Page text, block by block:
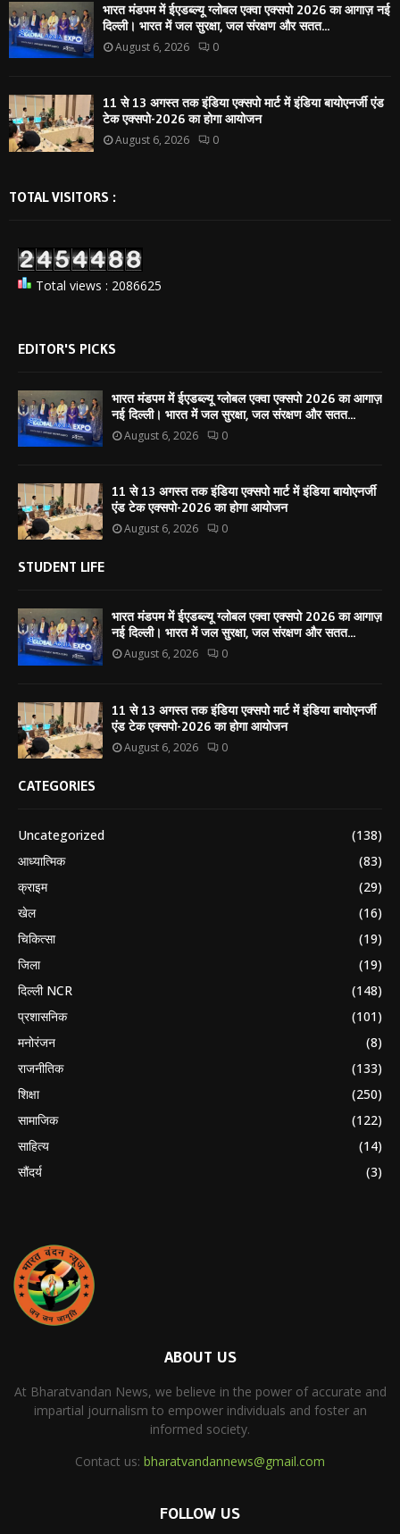
भारत मंडपम में ईएडब्ल्यू ग्लोबल एक्वा एक्सपो 2026 का आगाज़ नई
दिल्ली। भारत में जल सुरक्षा, जल संरक्षण और सतत...
August 6, 2026 0
11 से 13 अगस्त तक इंडिया एक्सपो मार्ट में इंडिया बायोएनर्जी एंड
टेक एक्सपो-2026 का होगा आयोजन
August 6, 2026 0
TOTAL VISITORS :
Total views : 2086625
EDITOR'S PICKS
भारत मंडपम में ईएडब्ल्यू ग्लोबल एक्वा एक्सपो 2026 का आगाज़
नई दिल्ली। भारत में जल सुरक्षा, जल संरक्षण और सतत...
August 6, 2026 0
11 से 13 अगस्त तक इंडिया एक्सपो मार्ट में इंडिया बायोएनर्जी
एंड टेक एक्सपो-2026 का होगा आयोजन
August 6, 2026 0
STUDENT LIFE
भारत मंडपम में ईएडब्ल्यू ग्लोबल एक्वा एक्सपो 2026 का आगाज़
नई दिल्ली। भारत में जल सुरक्षा, जल संरक्षण और सतत...
August 6, 2026 0
11 से 13 अगस्त तक इंडिया एक्सपो मार्ट में इंडिया बायोएनर्जी
एंड टेक एक्सपो-2026 का होगा आयोजन
August 6, 2026 0
CATEGORIES
Uncategorized
(138)
आध्यात्मिक
(83)
क्राइम
(29)
खेल
(16)
चिकित्सा
(19)
जिला
(19)
दिल्ली NCR
(148)
प्रशासनिक
(101)
मनोरंजन
(8)
राजनीतिक
(133)
शिक्षा
(250)
सामाजिक
(122)
साहित्य
(14)
सौंदर्य
(3)
ABOUT US
At Bharatvandan News, we believe in the power of accurate and
impartial journalism to empower individuals and foster an
informed society.
Contact us: bharatvandannews@gmail.com
FOLLOW US